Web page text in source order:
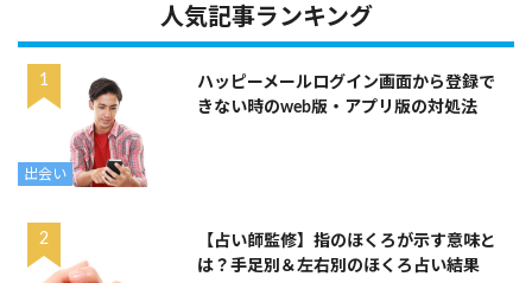
人気記事ランキング
出会い
ハッピーメールログイン画面から登録で
きない時のweb版・アプリ版の対処法
【占い師監修】指のほくろが示す意味と
は？手足別＆左右別のほくろ占い結果